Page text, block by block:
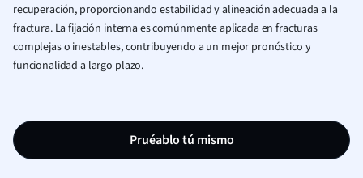
recuperación, proporcionando estabilidad y alineación adecuada a la
fractura. La fijación interna es comúnmente aplicada en fracturas
complejas o inestables, contribuyendo a un mejor pronóstico y
funcionalidad a largo plazo.
Pruéablo tú mismo